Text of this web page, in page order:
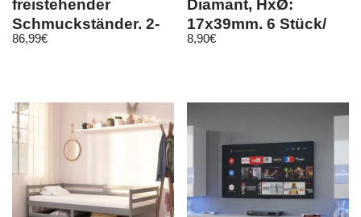
freistehender
Schmuckständer, 2-
in-1-
86,99€
Diamant, HxØ:
17x39mm, 6 Stück/
Pack, Glas
8,90€